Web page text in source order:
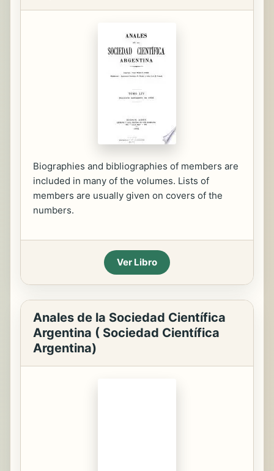
Biographies and bibliographies of members are
included in many of the volumes. Lists of
members are usually given on covers of the
numbers.
Ver Libro
Anales de la Sociedad Científica
Argentina ( Sociedad Científica
Argentina)